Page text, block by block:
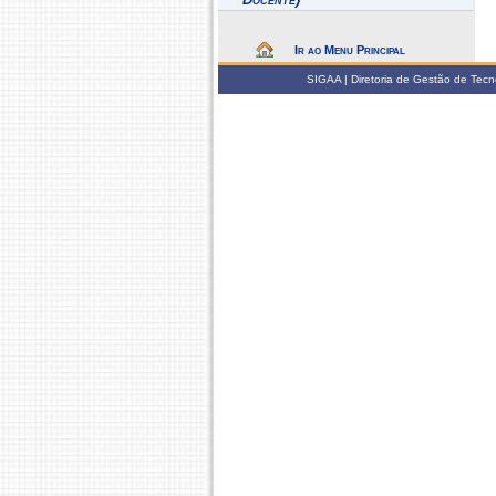
Ir ao Menu Principal
SIGAA | Diretoria de Gestão de